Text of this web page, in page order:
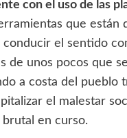
con el uso de las
que están
el sentido
de unos pocos que
a costa del pueblo
el malestar
en curso.